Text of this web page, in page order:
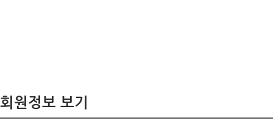
회원정보 보기